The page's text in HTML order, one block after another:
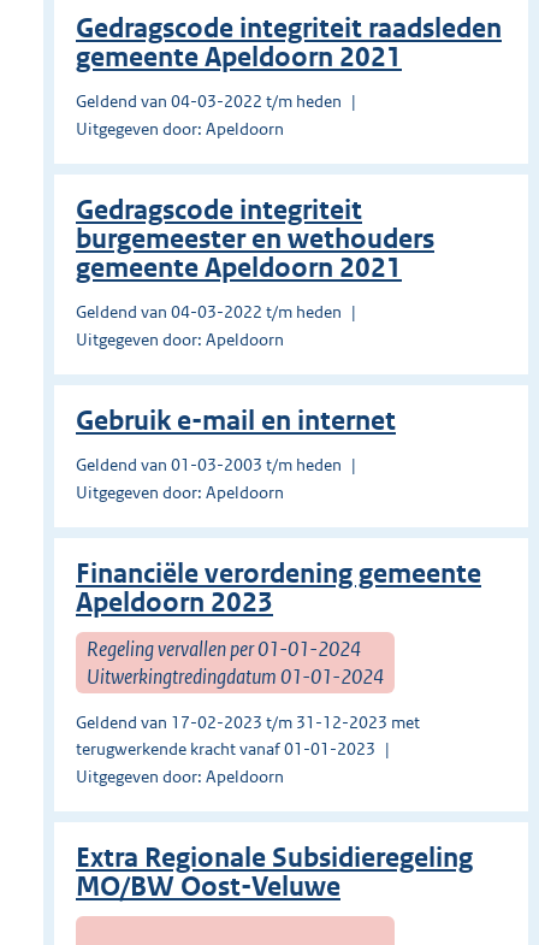
Gedragscode integriteit raadsleden
gemeente Apeldoorn 2021
Geldend van 04-03-2022 t/m heden
Uitgegeven door: Apeldoorn
Gedragscode integriteit
burgemeester en wethouders
gemeente Apeldoorn 2021
Geldend van 04-03-2022 t/m heden
Uitgegeven door: Apeldoorn
Gebruik e-mail en internet
Geldend van 01-03-2003 t/m heden
Uitgegeven door: Apeldoorn
Financiële verordening gemeente
Apeldoorn 2023
Regeling vervallen per 01-01-2024
Uitwerkingtredingdatum 01-01-2024
Geldend van 17-02-2023 t/m 31-12-2023 met
terugwerkende kracht vanaf 01-01-2023
Uitgegeven door: Apeldoorn
Extra Regionale Subsidieregeling
MO/BW Oost-Veluwe